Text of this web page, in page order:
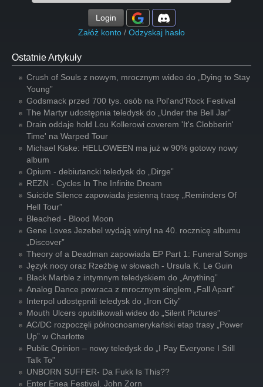
Login
Załóż konto / Odzyskaj hasło
Ostatnie Artykuły
Crush of Souls z nowym, mrocznym wideo do „Dying to Stay
Young”
Godsmack przed 700 tys. osób na Pol'and'Rock Festival
The Martyr udostępnia teledysk do „Under the Bell Jar”
Drain oddaje hołd Lou Kollerowi coverem 'It's Clobberin'
Time' na Warped Tour
Michael Kiske: HELLOWEEN ma już w 90% gotowy nowy
album
Opium - debiutancki teledysk do „Dirge”
REZN - Cycles In The Infinite Dream
Suicide Silence zapowiada jesienną trasę „Reminders Of
Hell Tour”
Bleached - Blood Moon
Gene Loves Jezebel wydają winyl na 40. rocznicę albumu
„Discover”
Theory of a Deadman zapowiada EP Part 1: Funeral Songs
Język nocy oraz Rzeźbię w słowach - Ursula K. Le Guin
Black Marble z intymnym teledyskiem do „Anything”
Analog Dance powraca z mrocznym singlem „Fall Apart”
Interpol udostępnili teledysk do „Iron City”
Mouth Ulcers opublikowali wideo do „Silent Pictures”
AC/DC rozpoczęli północnoamerykański etap trasy „Power
Up” w Charlotte
Public Opinion – nowy teledysk do „I Pay Everyone I Still
Talk To”
UNBORN SUFFER- Da Fukk Is This??
Enter Enea Festival. John Zorn